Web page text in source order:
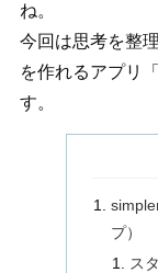
ね。
今回は思考を整
を作れるアプリ
す。
プ）
ス